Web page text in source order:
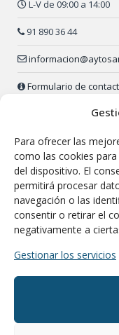
Para ofrecer las
como las cookies
del dispositivo. El
permitirá procesar
navegación o las
consentir o retirar el
negativamente a
Gestionar los servicios
L-V de 09:00 a 14:00
91 890 36 44
Formulario de
91